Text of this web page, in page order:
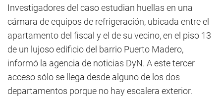
Investigadores del caso estudian huellas en una
cámara de equipos de refrigeración, ubicada entre el
apartamento del fiscal y el de su vecino, en el piso 13
de un lujoso edificio del barrio Puerto Madero,
informó la agencia de noticias DyN. A este tercer
acceso sólo se llega desde alguno de los dos
departamentos porque no hay escalera exterior.